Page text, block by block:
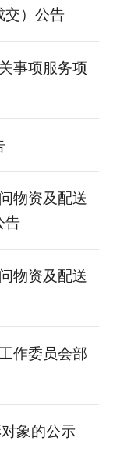
交）公告
事项服务项
物资及配送
告
物资及配送
作委员会部
象的公示